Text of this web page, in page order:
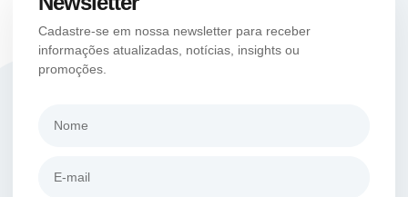
Cadastre-se em nossa newsletter para receber
informações atualizadas, notícias, insights ou
promoções.